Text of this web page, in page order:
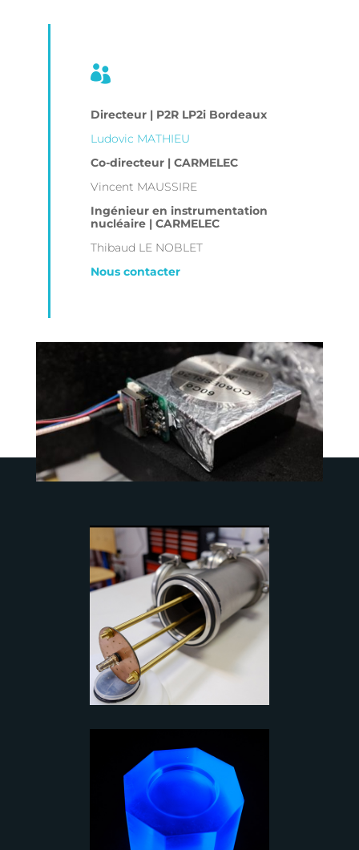

Directeur | P2R LP2i Bordeaux
Ludovic MATHIEU
Co-directeur | CARMELEC
Vincent MAUSSIRE
Ingénieur en instrumentation
nucléaire | CARMELEC
Thibaud LE NOBLET
Nous contacter